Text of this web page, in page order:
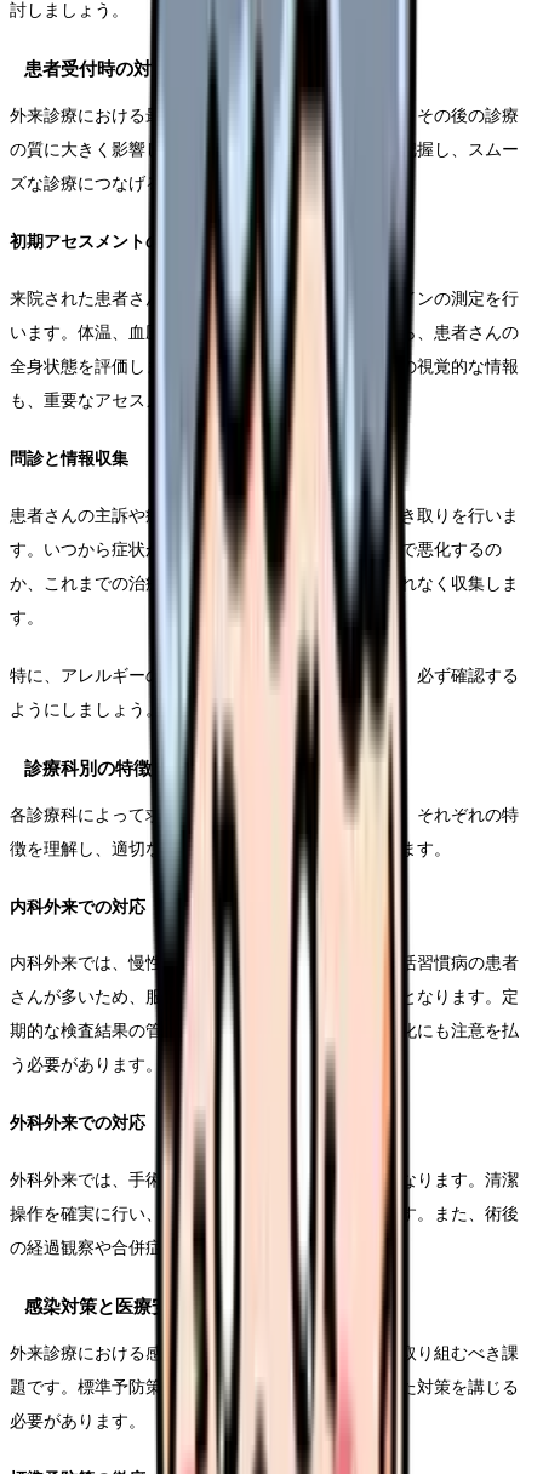
討しましょう。
患者受付時の対応
外来診療における最初の接点となる受付時の対応は、その後の診療
の質に大きく影響します。患者さんの状態を適切に把握し、スムー
ズな診療につなげることが重要です。
初期アセスメントの実施
来院された患者さんには、まず基本的なバイタルサインの測定を行
います。体温、血圧、脈拍、呼吸数などの測定値から、患者さんの
全身状態を評価します。また、表情や歩行状態などの視覚的な情報
も、重要なアセスメント要素となります。
問診と情報収集
患者さんの主訴や症状の経過について、具体的に聞き取りを行いま
す。いつから症状が出現したのか、どのような状況で悪化するの
か、これまでの治療歴など、診療に必要な情報を漏れなく収集しま
す。
特に、アレルギーの有無や服用中の薬剤については、必ず確認する
ようにしましょう。
診療科別の特徴と対応
各診療科によって求められる看護対応は異なります。それぞれの特
徴を理解し、適切なケアを提供することが求められます。
内科外来での対応
内科外来では、慢性疾患の管理が主となります。生活習慣病の患者
さんが多いため、服薬指導や生活指導が重要な業務となります。定
期的な検査結果の管理や、患者さんの生活状況の変化にも注意を払
う必要があります。
外科外来での対応
外科外来では、手術前後の管理や創傷処置が中心となります。清潔
操作を確実に行い、感染予防に努めることが重要です。また、術後
の経過観察や合併症の早期発見にも注意を払います。
感染対策と医療安全
外来診療における感染対策と医療安全は、最優先で取り組むべき課
題です。標準予防策を基本としながら、状況に応じた対策を講じる
必要があります。